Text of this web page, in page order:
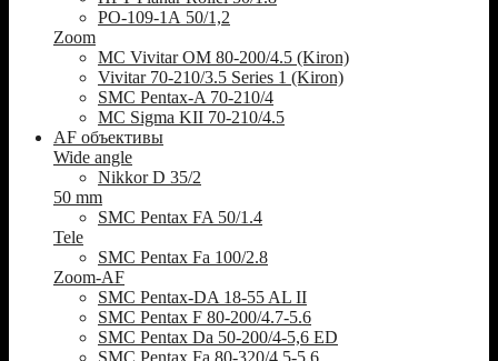
РО-109-1А 50/1,2
Zoom
MC Vivitar OM 80-200/4.5 (Kiron)
Vivitar 70-210/3.5 Series 1 (Kiron)
SMC Pentax-A 70-210/4
MC Sigma KII 70-210/4.5
AF объективы
Wide angle
Nikkor D 35/2
50 mm
SMC Pentax FA 50/1.4
Tele
SMC Pentax Fa 100/2.8
Zoom-AF
SMC Pentax-DA 18-55 AL II
SMC Pentax F 80-200/4.7-5.6
SMC Pentax Da 50-200/4-5,6 ED
SMC Pentax Fa 80-320/4.5-5.6